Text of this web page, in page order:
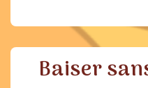
Baiser